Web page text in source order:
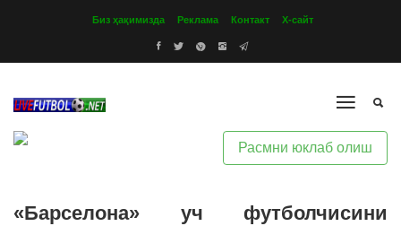
Биз ҳақимизда Реклама Контакт Х-сайт
Расмни юклаб олиш
«Барселона» уч футболчисини